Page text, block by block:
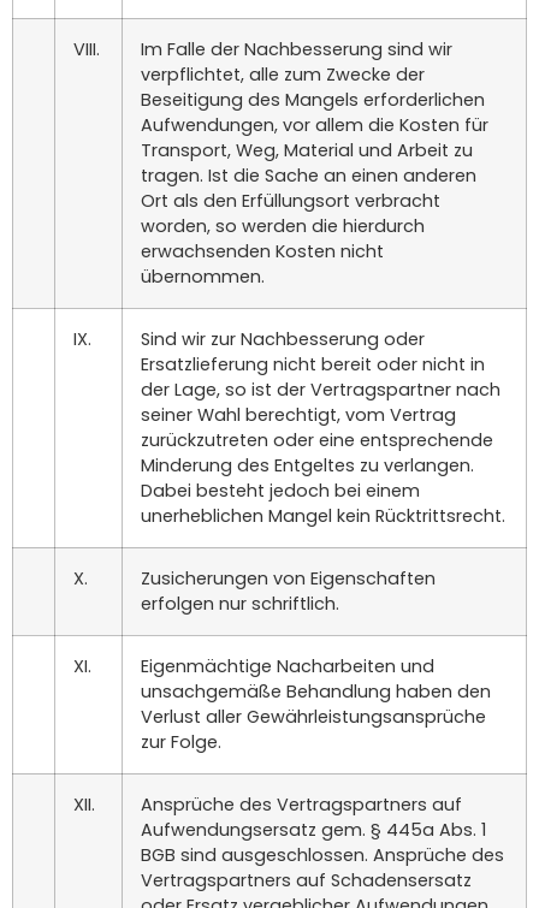
VIII.
Im Falle der Nachbesserung sind wir
verpflichtet, alle zum Zwecke der
Beseitigung des Mangels erforderlichen
Aufwendungen, vor allem die Kosten für
Transport, Weg, Material und Arbeit zu
tragen. Ist die Sache an einen anderen
Ort als den Erfüllungsort verbracht
worden, so werden die hierdurch
erwachsenden Kosten nicht
übernommen.
IX.
Sind wir zur Nachbesserung oder
Ersatzlieferung nicht bereit oder nicht in
der Lage, so ist der Vertragspartner nach
seiner Wahl berechtigt, vom Vertrag
zurückzutreten oder eine entsprechende
Minderung des Entgeltes zu verlangen.
Dabei besteht jedoch bei einem
unerheblichen Mangel kein Rücktrittsrecht.
X.
Zusicherungen von Eigenschaften
erfolgen nur schriftlich.
XI.
Eigenmächtige Nacharbeiten und
unsachgemäße Behandlung haben den
Verlust aller Gewährleistungsansprüche
zur Folge.
XII.
Ansprüche des Vertragspartners auf
Aufwendungsersatz gem. § 445a Abs. 1
BGB sind ausgeschlossen. Ansprüche des
Vertragspartners auf Schadensersatz